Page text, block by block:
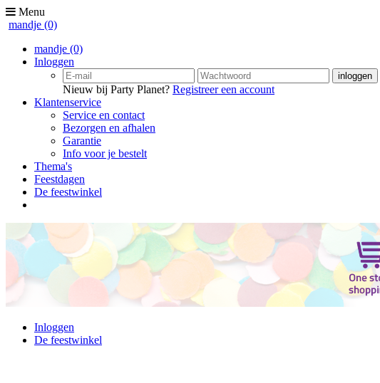
Menu
mandje (0)
mandje (0)
Inloggen
Nieuw bij Party Planet? Registreer een account
Klantenservice
Service en contact
Bezorgen en afhalen
Garantie
Info voor je bestelt
Thema's
Feestdagen
De feestwinkel
Inloggen
De feestwinkel